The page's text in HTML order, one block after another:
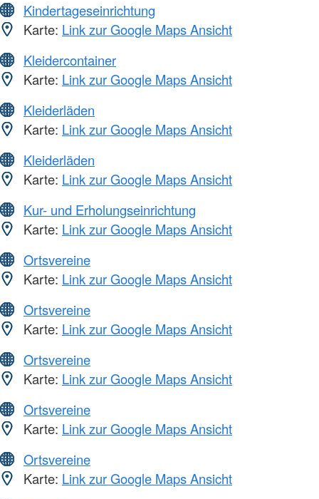
Kindertageseinrichtung
Karte: Link zur Google Maps Ansicht
Kleidercontainer
Karte: Link zur Google Maps Ansicht
Kleiderläden
Karte: Link zur Google Maps Ansicht
Kleiderläden
Karte: Link zur Google Maps Ansicht
Kur- und Erholungseinrichtung
Karte: Link zur Google Maps Ansicht
Ortsvereine
Karte: Link zur Google Maps Ansicht
Ortsvereine
Karte: Link zur Google Maps Ansicht
Ortsvereine
Karte: Link zur Google Maps Ansicht
Ortsvereine
Karte: Link zur Google Maps Ansicht
Ortsvereine
Karte: Link zur Google Maps Ansicht